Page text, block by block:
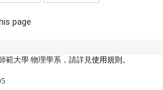
page
範大學 物理學系，請詳見使用規則 。